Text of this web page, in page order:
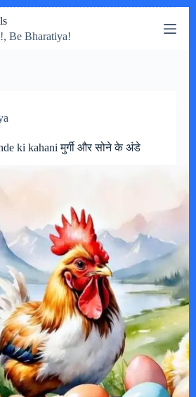
Be Bharatiya!
ki kahani मुर्गी और सोने के अंडे